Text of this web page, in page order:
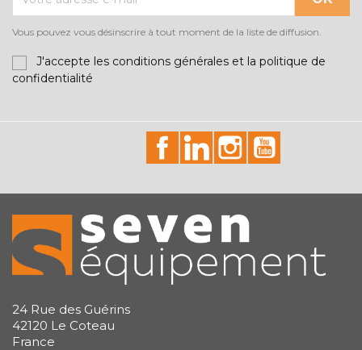
Vous pouvez vous désinscrire à tout moment de la liste de diffusion.
J'accepte les conditions générales et la politique de
confidentialité
id="facebook-social"
id="linkedin-social"
id="instagram-
24 Rue des Guérins
42120 Le Coteau
France